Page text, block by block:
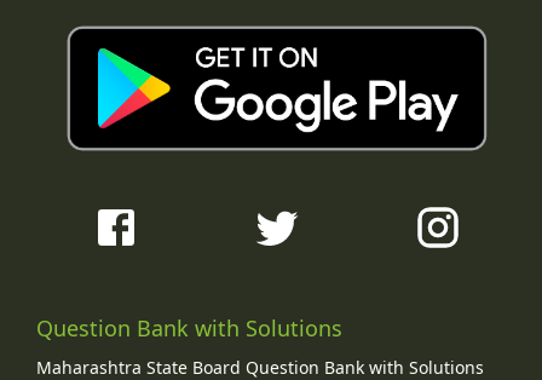
Question Bank with Solutions
Maharashtra State Board Question Bank with Solutions